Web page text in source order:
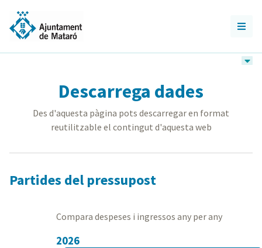
Descarrega dades
Des d'aquesta pàgina pots descarregar en format
reutilitzable el contingut d'aquesta web
Partides del pressupost
Compara despeses i ingressos any per any
2026